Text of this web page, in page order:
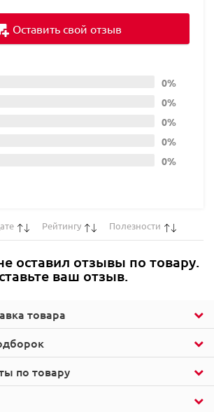
товара
0%
0%
0%
0%
0%
Оставить свой отзыв
Рейтингу Полезности
оставил отзывы по товару.
ваш отзыв.
по товару